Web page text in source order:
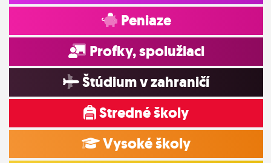
Peniaze
Profky, spolužiaci
Štúdium v zahraničí
Stredné školy
Vysoké školy